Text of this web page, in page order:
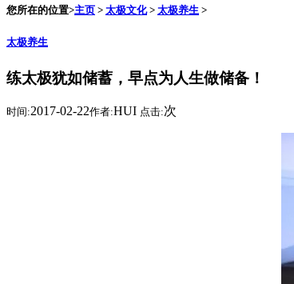
您所在的位置>主页 > 太极文化> 太极养生 >
太极养生
练太极犹如储蓄，早点为人生做储备！
时间:2017-02-22作者:HUI 点击:次